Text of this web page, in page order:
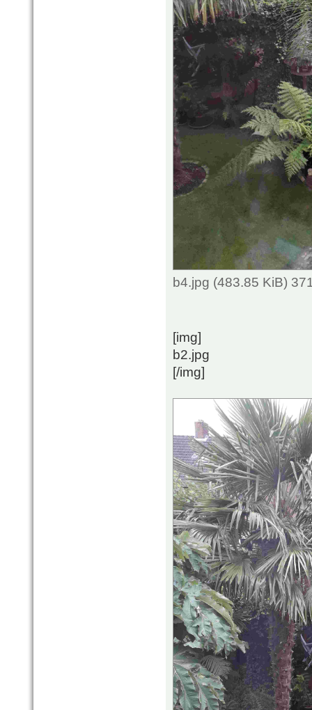
b4.jpg (483.85 KiB)
[img]
b2.jpg
[/img]